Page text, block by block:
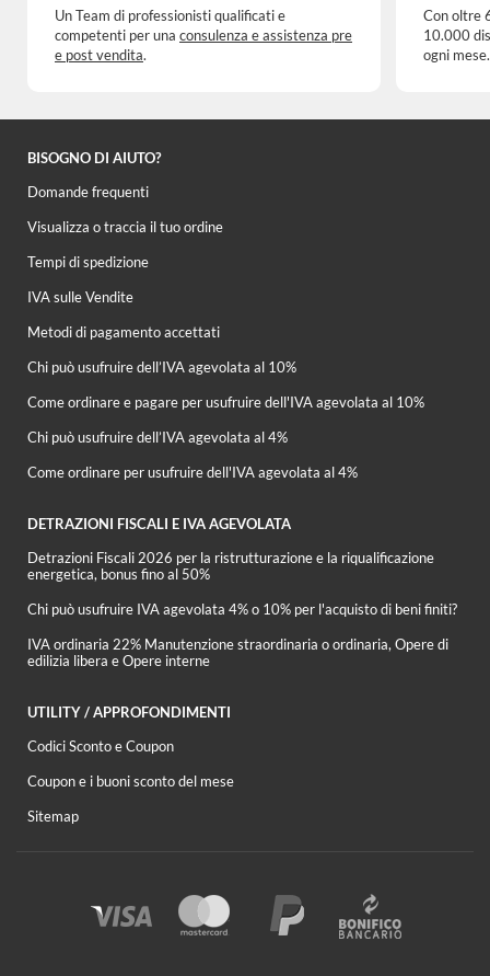
Un Team di professionisti qualificati e
competenti per una consulenza e assistenza pre
e post vendita.
Con oltre
10.000
ogni mese.
BISOGNO DI AIUTO?
Domande frequenti
Visualizza o traccia il tuo ordine
Tempi di spedizione
IVA sulle Vendite
Metodi di pagamento accettati
Chi può usufruire dell’IVA agevolata al 10%
Come ordinare e pagare per usufruire dell'IVA agevolata al 10%
Chi può usufruire dell’IVA agevolata al 4%
Come ordinare per usufruire dell'IVA agevolata al 4%
DETRAZIONI FISCALI E IVA AGEVOLATA
Detrazioni Fiscali 2026 per la ristrutturazione e la riqualificazione
energetica, bonus fino al 50%
Chi può usufruire IVA agevolata 4% o 10% per l'acquisto di beni finiti?
IVA ordinaria 22% Manutenzione straordinaria o ordinaria, Opere di
edilizia libera e Opere interne
UTILITY / APPROFONDIMENTI
Codici Sconto e Coupon
Coupon e i buoni sconto del mese
Sitemap